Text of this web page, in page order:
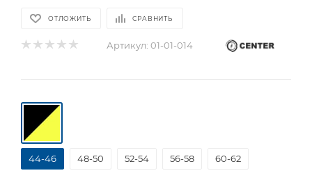
ОТЛОЖИТЬ СРАВНИТЬ
Артикул: 01-01-014
44-46 48-50 52-54 56-58 60-62